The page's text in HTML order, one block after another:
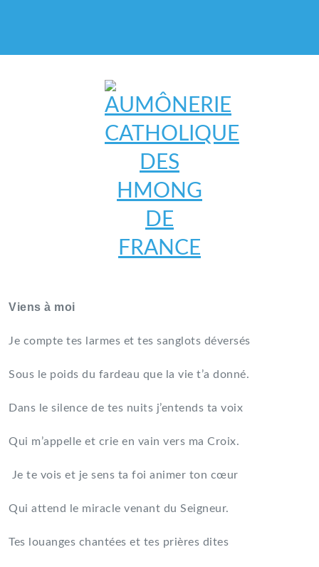
DES HMONG DE FRANCE
Viens à moi
Je compte tes larmes et tes sanglots déversés
Sous le poids du fardeau que la vie t’a donné.
Dans le silence de tes nuits j’entends ta voix
Qui m’appelle et crie en vain vers ma Croix.
Je te vois et je sens ta foi animer ton cœur
Qui attend le miracle venant du Seigneur.
Tes louanges chantées et tes prières dites